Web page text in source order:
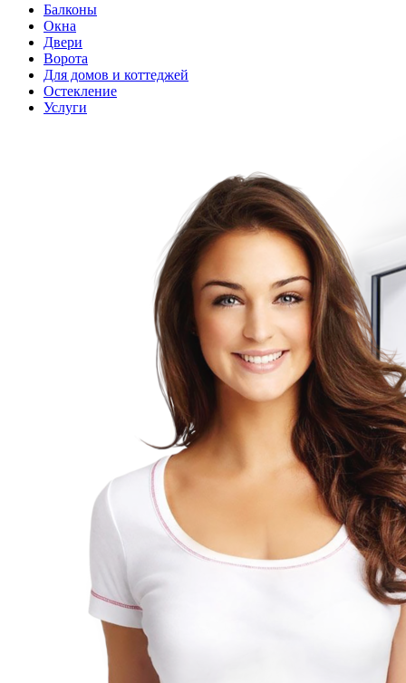
Балконы
Окна
Двери
Ворота
Для домов и коттеджей
Остекление
Услуги